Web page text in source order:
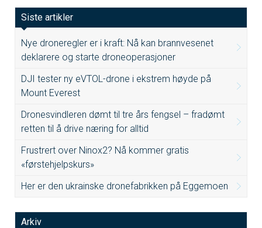
Siste artikler
Nye droneregler er i kraft: Nå kan brannvesenet
deklarere og starte droneoperasjoner
DJI tester ny eVTOL-drone i ekstrem høyde på
Mount Everest
Dronesvindleren dømt til tre års fengsel – fradømt
retten til å drive næring for alltid
Frustrert over Ninox2? Nå kommer gratis
«førstehjelpskurs»
Her er den ukrainske dronefabrikken på Eggemoen
Arkiv